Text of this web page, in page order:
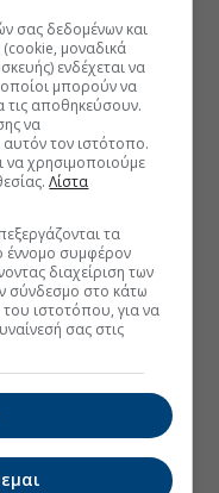
σας δεδομένων και
μοναδικά
ενδέχεται να
μπορούν να
αποθηκεύσουν.
να
τον ιστότοπο.
να χρησιμοποιούμε
Λίστα
τα
έννομο συμφέρον
διαχείριση των
σύνδεσμο στο κάτω
ιστοτόπου, για να
σας στις